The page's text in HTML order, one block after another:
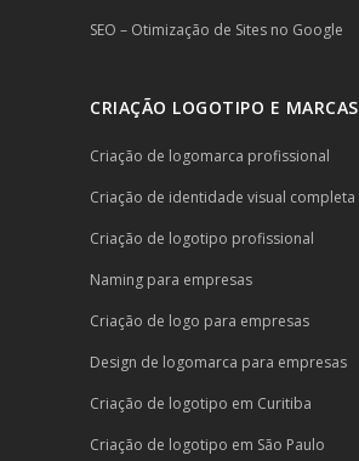
SEO – Otimização de Sites no Google
CRIAÇÃO LOGOTIPO E MARCAS
Criação de logomarca profissional
Criação de identidade visual completa
Criação de logotipo profissional
Naming para empresas
Criação de logo para empresas
Design de logomarca para empresas
Criação de logotipo em Curitiba
Criação de logotipo em São Paulo